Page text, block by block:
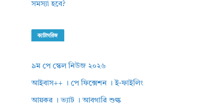
সমস্যা হবে?
ক্যাটাগরিজ
৯ম পে স্কেল নিউজ ২০২৬
আইবাস++ । পে ফিক্সেশন । ই-ফাইলিং
আয়কর । ভ্যাট । আবগারি শুল্ক